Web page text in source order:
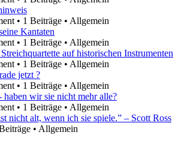
• 1 Beiträge • Allgemein
Kantaten
• 1 Beiträge • Allgemein
auf historischen Instrumenten
• 1 Beiträge • Allgemein
jetzt ?
• 1 Beiträge • Allgemein
haben wir sie nicht mehr alle?
• 1 Beiträge • Allgemein
nicht alt, wenn ich sie spiele.” – Scott Ross
• Allgemein